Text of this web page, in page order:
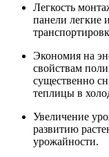
Легкость
панели легкие
Экономия на
свойствам
существенно
теплицы в
Увеличение
развитию
урожайности.